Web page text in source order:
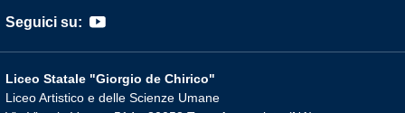
Seguici su:
Liceo Statale "Giorgio de Chirico"
Liceo Artistico e delle Scienze Umane